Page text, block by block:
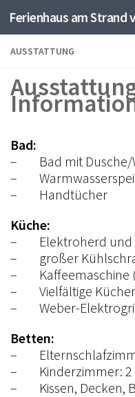
Zum Inhalt springen
AUSSTATTUNG
Bad:
– Bad mit Dusche/
–
– Handtücher
Küche:
– Elektroherd und
– großer
– Kaffeemaschine
– Vielfältige
– Weber-
Betten:
–
– Kinderzimmer: 2
– Kissen, Decken,